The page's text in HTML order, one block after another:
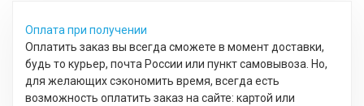
Оплата при получении
Оплатить заказ вы всегда сможете в момент доставки,
будь то курьер, почта России или пункт самовывоза. Но,
для желающих сэкономить время, всегда есть
возможность оплатить заказ на сайте: картой или